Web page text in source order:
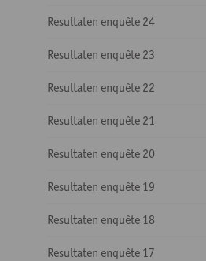
Resultaten enquête 24
Resultaten enquête 23
Resultaten enquête 22
Resultaten enquête 21
Resultaten enquête 20
Resultaten enquête 19
Resultaten enquête 18
Resultaten enquête 17